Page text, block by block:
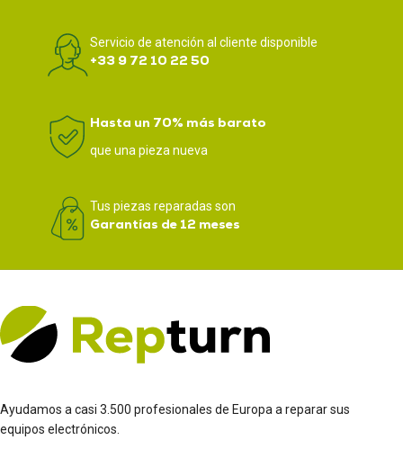
Servicio de atención al cliente disponible
+33 9 72 10 22 50
Hasta un 70% más barato
que una pieza nueva
Tus piezas reparadas son
Garantías de 12 meses
Ayudamos a casi 3.500 profesionales de Europa a reparar sus
equipos electrónicos.